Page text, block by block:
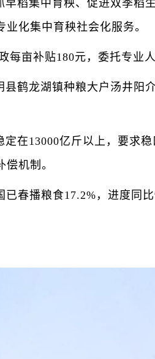
集中育秧、促进双季稻
化集中育秧社会化服务。
亩补贴180元，委托专业人
龙湖镇种粮大户汤井阳
13000亿斤以上，要求稳
机制。
播粮食17.2%，进度同